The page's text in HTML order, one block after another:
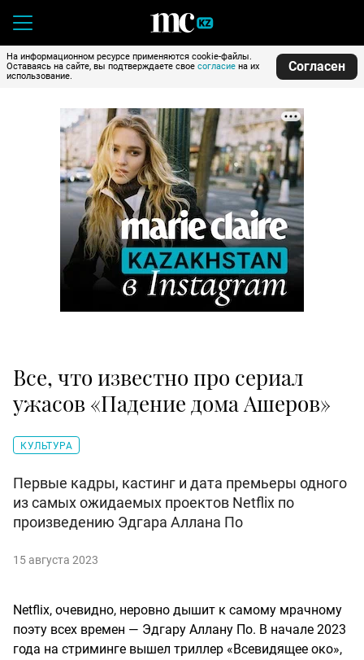
На информационном ресурсе применяются cookie-файлы.
Оставаясь на сайте, вы подтверждаете свое согласие на их
использование.
Согласен
Все, что известно про сериал
ужасов «Падение дома Ашеров»
КУЛЬТУРА
Первые кадры, кастинг и дата премьеры одного
из самых ожидаемых проектов Netflix по
произведению Эдгара Аллана По
15 августа 2023
Netflix, очевидно, неровно дышит к самому мрачному
поэту всех времен — Эдгару Аллану По. В начале 2023
года на стриминге вышел триллер «Всевидящее око»,